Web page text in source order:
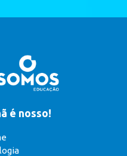
é nosso!